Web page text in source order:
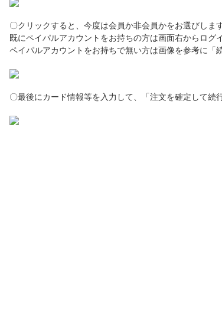
〇クリックすると、今度は会員か非会員かをお選びします
既にペイパルアカウントをお持ちの方は画面右からログ
ペイパルアカウントをお持ちで無い方は画像を参考に「
〇最後にカード情報等を入力して、「注文を確定して続